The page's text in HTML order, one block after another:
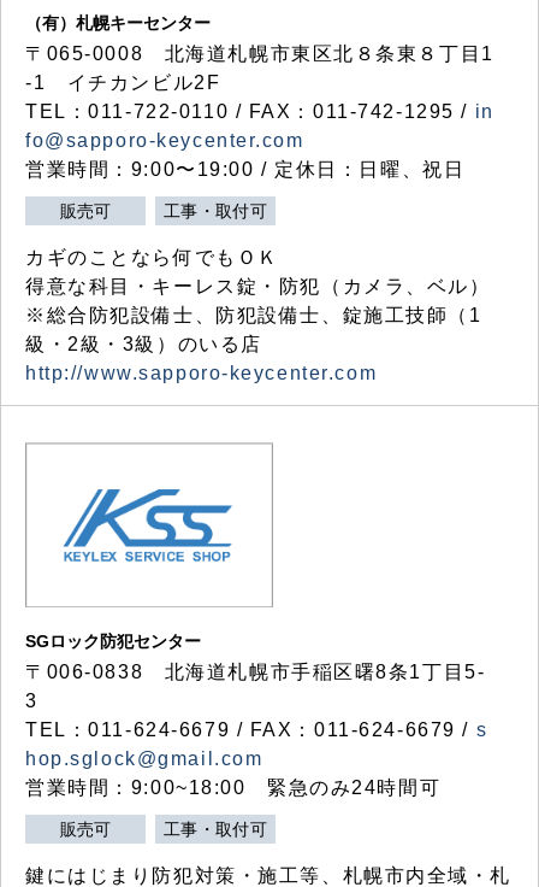
（有）札幌キーセンター
〒065-0008 北海道札幌市東区北８条東８丁目1
-1 イチカンビル2F
TEL：011-722-0110 / FAX：011-742-1295 / in
fo@sapporo-keycenter.com
営業時間：9:00〜19:00 / 定休日：日曜、祝日
販売可 工事・取付可
カギのことなら何でもＯＫ
得意な科目・キーレス錠・防犯（カメラ、ベル）
※総合防犯設備士、防犯設備士、錠施工技師（1
級・2級・3級）のいる店
http://www.sapporo-keycenter.com
SGロック防犯センター
〒006-0838 北海道札幌市手稲区曙8条1丁目5-
3
TEL：011-624-6679 / FAX：011-624-6679 / s
hop.sglock@gmail.com
営業時間：9:00~18:00 緊急のみ24時間可
販売可 工事・取付可
鍵にはじまり防犯対策・施工等、札幌市内全域・札